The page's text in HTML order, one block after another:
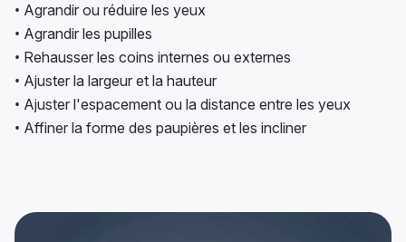
• Agrandir ou réduire les yeux
• Agrandir les pupilles
• Rehausser les coins internes ou externes
• Ajuster la largeur et la hauteur
• Ajuster l'espacement ou la distance entre les yeux
• Affiner la forme des paupières et les incliner